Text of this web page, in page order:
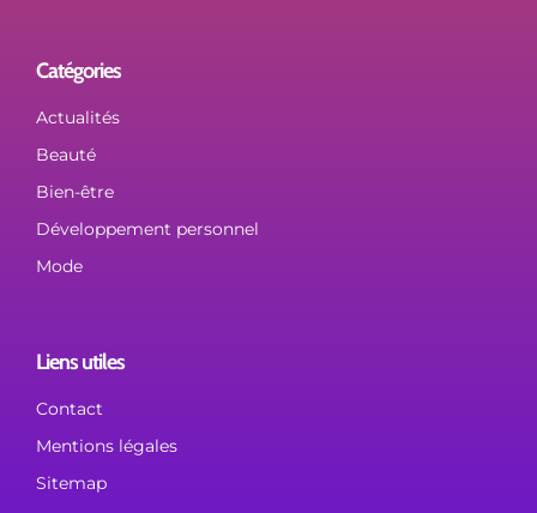
Catégories
Actualités
Beauté
Bien-être
Développement personnel
Mode
Liens utiles
Contact
Mentions légales
Sitemap